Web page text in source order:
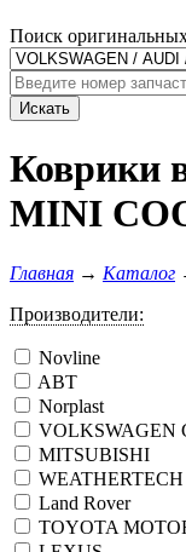
Поиск оригинальных
Искать
Коврики
MINI
Главная → Каталог
Производители:
Novline
ABT
Norplast
VOLKSWAGEN
MITSUBISHI
WEATHERTECH
Land Rover
TOYOTA